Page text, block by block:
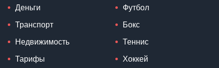
Деньги
Транспорт
Недвижимость
Тарифы
Футбол
Бокс
Теннис
Хоккей